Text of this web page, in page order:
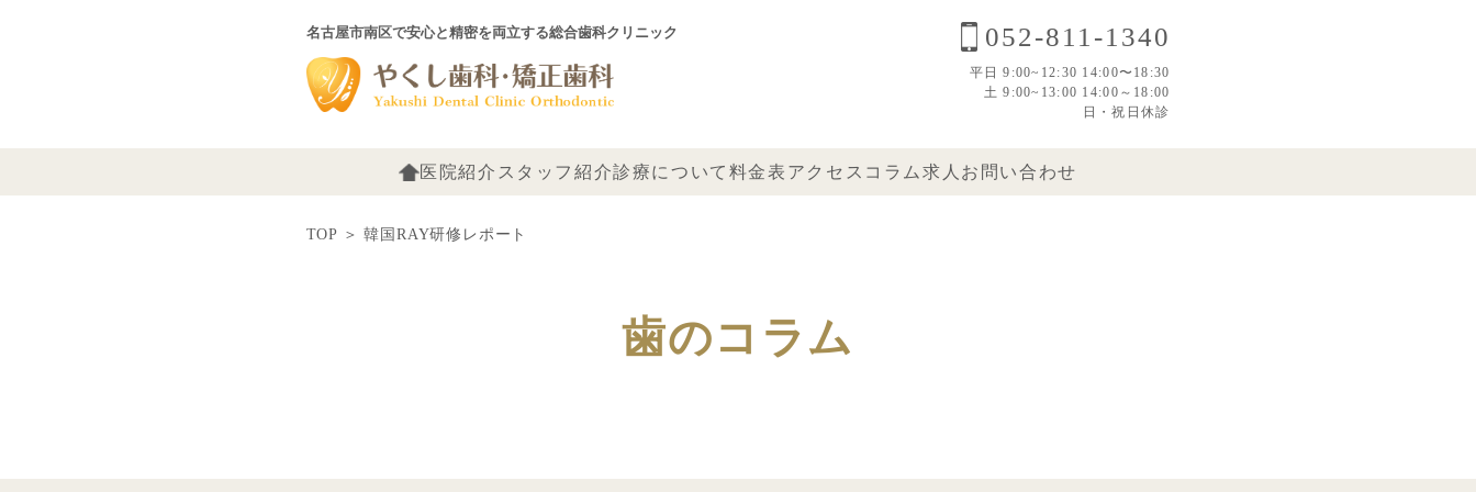
名古屋市南区で安心と精密を両立する総合歯科クリニック 052-811-1340
平日 9:00~12:30 14:00〜18:30
土 9:00~13:00 14:00～18:00
日・祝日休診
医院紹介 スタッフ紹介診療について 料金表 アクセス コラム 求人 お問い合わせ
TOP＞韓国RAY研修レポート
歯のコラム